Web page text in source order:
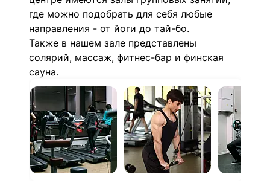
где можно подобрать для себя любые
направления - от йоги до тай-бо.
Также в нашем зале представлены
солярий, массаж, фитнес-бар и финская
сауна.